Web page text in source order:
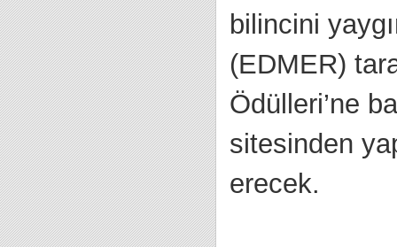
bilincini
(EDMER)
Ödülleri’ne
sitesinden
erecek.